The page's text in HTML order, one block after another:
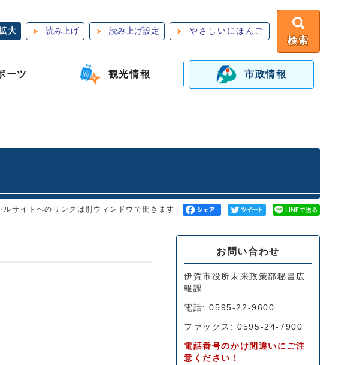
大 読み上げ 読み上げ設定 やさしいにほんご
検索
ーツ 観光情報 市政情報
ルサイトへのリンクは別ウィンドウで開きます
お問い合わせ
伊賀市役所未来政策部秘書広
報課
電話: 0595-22-9600
ファックス: 0595-24-7900
電話番号のかけ間違いにご注
意ください！